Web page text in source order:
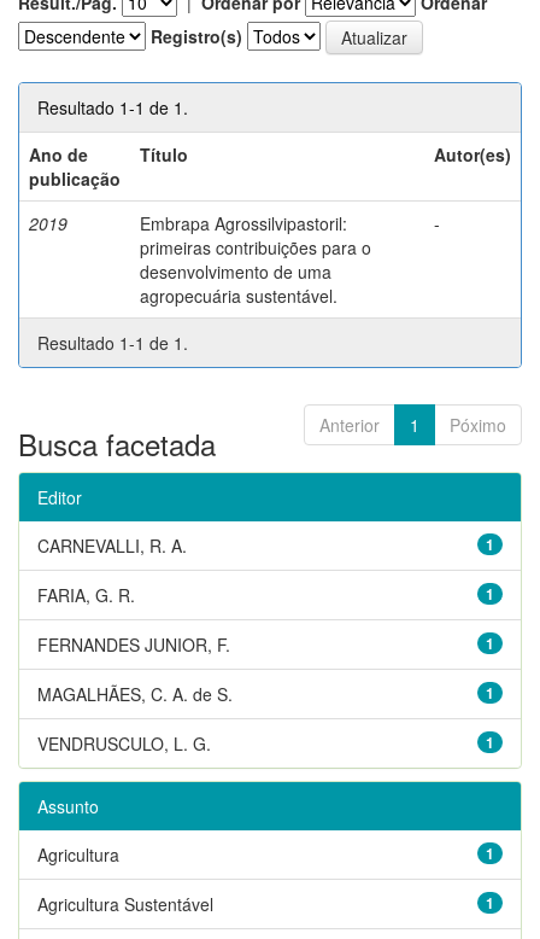
Registro(s)
Resultado 1-1 de 1.
Ano de
publicação
Título Autor(es)
2019
Embrapa Agrossilvipastoril:
primeiras contribuições para o
desenvolvimento de uma
agropecuária sustentável.
-
Resultado 1-1 de 1.
Anterior 1 Póximo
Busca facetada
Editor
1
CARNEVALLI, R. A.
1
FARIA, G. R.
1
FERNANDES JUNIOR, F.
1
MAGALHÃES, C. A. de S.
1
VENDRUSCULO, L. G.
Assunto
1
Agricultura
1
Agricultura Sustentável